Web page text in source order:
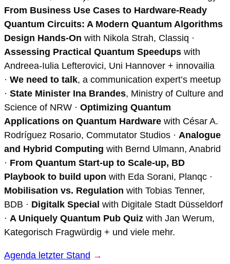
From Business Use Cases to Hardware-Ready
Quantum Circuits: A Modern Quantum Algorithms
Design Hands-On with Nikola Strah, Classiq ·
Assessing Practical Quantum Speedups with
Andreea-Iulia Lefterovici, Uni Hannover + innovailia
· We need to talk, a communication expert’s meetup
· State Minister Ina Brandes, Ministry of Culture and
Science of NRW · Optimizing Quantum
Applications on Quantum Hardware with César A.
Rodríguez Rosario, Commutator Studios · Analogue
and Hybrid Computing with Bernd Ulmann, Anabrid
· From Quantum Start-up to Scale-up, BD
Playbook to build upon with Eda Sorani, Planqc ·
Mobilisation vs. Regulation with Tobias Tenner,
BDB · Digitalk Special with Digitale Stadt Düsseldorf
· A Uniquely Quantum Pub Quiz with Jan Werum,
Kategorisch Fragwürdig + und viele mehr.
Agenda letzter Stand →